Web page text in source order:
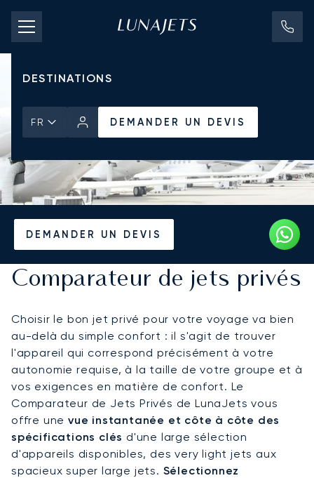
TARIFS D'AFFRÈTEMENT
JETS PRIVÉS
DESTINATIONS
FR DEMANDER UN DEVIS
DEMANDER UN DEVIS
Comparateur de jets privés
Choisir le bon jet privé pour votre voyage va bien
au-delà du simple confort : il s'agit de trouver
l'appareil qui correspond précisément à votre
autonomie requise, à la taille de votre groupe et à
vos exigences en matière de confort. Le
Comparateur de Jets Privés de LunaJets vous
offre unevue instantanée et côte à côte des
spécifications clés d'une large sélection
d'appareils disponibles, des very light jets aux
spacieux super large jets. Sélectionnez